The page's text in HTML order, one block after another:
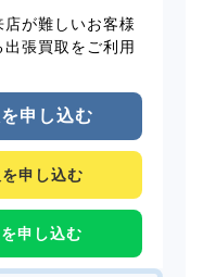
が難しいお客様
張買取をご利用
申し込む
申し込む
申し込む